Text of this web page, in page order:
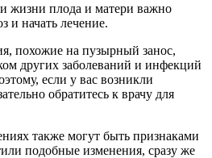
жизни плода и матери важно
и начать лечение.
похожие на пузырный занос,
других заболеваний и инфекций
если у вас возникли
обратитесь к врачу для
также могут быть признаками
подобные изменения, сразу же